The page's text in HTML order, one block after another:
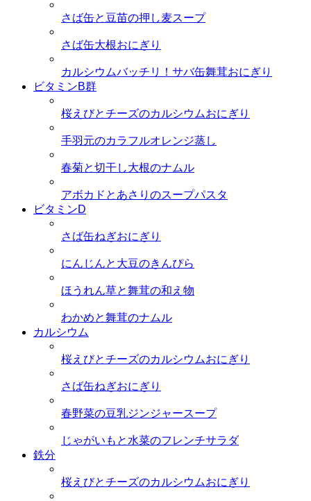
さば缶と豆苗の押し麦スープ
さば缶大根おにぎり
カルシウムバッチリ！サバ缶舞茸おにぎり
ビタミンB群
桜えびとチーズのカルシウムおにぎり
手羽元のカラフルオレンジ蒸し
春菊と切干し大根のナムル
アボカドとあさりのスープパスタ
ビタミンD
さば缶ねぎおにぎり
にんじんと大豆のきんぴら
ほうれん草と舞茸の和え物
わかめと舞茸のナムル
カルシウム
桜えびとチーズのカルシウムおにぎり
さば缶ねぎおにぎり
春野菜の豆乳ジンジャースープ
じゃがいもと水菜のフレンチサラダ
鉄分
桜えびとチーズのカルシウムおにぎり